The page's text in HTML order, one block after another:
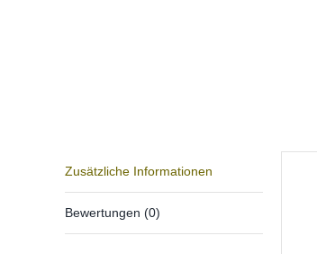
Zusätzliche Informationen
Bewertungen (0)